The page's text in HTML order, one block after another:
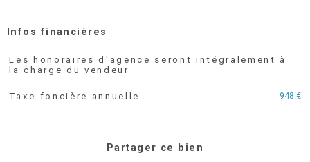
Infos financières
Caractéristiques Valeurs
Les honoraires d'agence seront intégralement à
la charge du vendeur
Taxe foncière annuelle 948 €
Partager ce bien